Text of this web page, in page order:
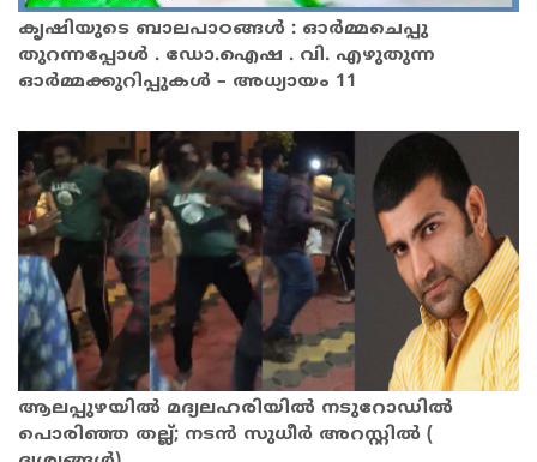
കൃഷിയുടെ ബാലപാഠങ്ങൾ : ഓർമ്മചെപ്പു
തുറന്നപ്പോൾ . ഡോ.ഐഷ . വി. എഴുതുന്ന
ഓർമ്മക്കുറിപ്പുകൾ – അധ്യായം 11
ആലപ്പുഴയിൽ മദ്യലഹരിയിൽ നടുറോഡിൽ
പൊരിഞ്ഞ തല്ല്; നടൻ സുധീർ അറസ്റ്റിൽ (